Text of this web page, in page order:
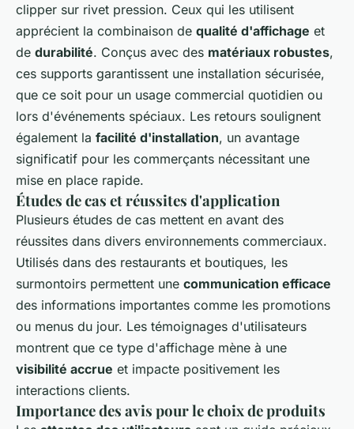
clipper sur rivet pression. Ceux qui les utilisent
apprécient la combinaison de qualité d'affichage et
de durabilité. Conçus avec des matériaux robustes,
ces supports garantissent une installation sécurisée,
que ce soit pour un usage commercial quotidien ou
lors d'événements spéciaux. Les retours soulignent
également la facilité d'installation, un avantage
significatif pour les commerçants nécessitant une
mise en place rapide.
Études de cas et réussites d'application
Plusieurs études de cas mettent en avant des
réussites dans divers environnements commerciaux.
Utilisés dans des restaurants et boutiques, les
surmontoirs permettent une communication efficace
des informations importantes comme les promotions
ou menus du jour. Les témoignages d'utilisateurs
montrent que ce type d'affichage mène à une
visibilité accrue et impacte positivement les
interactions clients.
Importance des avis pour le choix de produits